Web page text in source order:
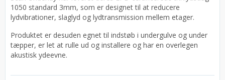
1050 standard 3mm, som er designet til at reducere
lydvibrationer, slaglyd og lydtransmission mellem etager.
Produktet er desuden egnet til indstøb i undergulve og under
tæpper, er let at rulle ud og installere og har en overlegen
akustisk ydeevne.